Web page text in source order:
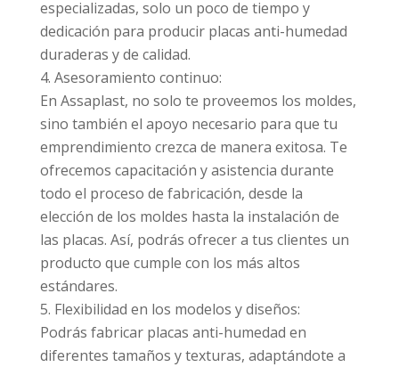
especializadas, solo un poco de tiempo y
dedicación para producir placas anti-humedad
duraderas y de calidad.
Asesoramiento continuo:
En Assaplast, no solo te proveemos los moldes,
sino también el apoyo necesario para que tu
emprendimiento crezca de manera exitosa. Te
ofrecemos capacitación y asistencia durante
todo el proceso de fabricación, desde la
elección de los moldes hasta la instalación de
las placas. Así, podrás ofrecer a tus clientes un
producto que cumple con los más altos
estándares.
Flexibilidad en los modelos y diseños:
Podrás fabricar placas anti-humedad en
diferentes tamaños y texturas, adaptándote a